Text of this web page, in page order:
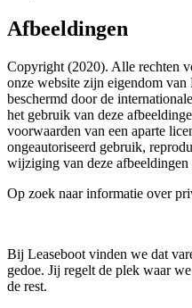
Afbeeldingen
Copyright (2020). Alle rechten
onze website zijn eigendom van
beschermd door de
het gebruik van deze
voorwaarden van een aparte
ongeautoriseerd gebruik,
wijziging van deze afbeeldingen
Op zoek naar informatie over
Bij Leaseboot vinden we dat
gedoe. Jij regelt de plek waar
de rest.